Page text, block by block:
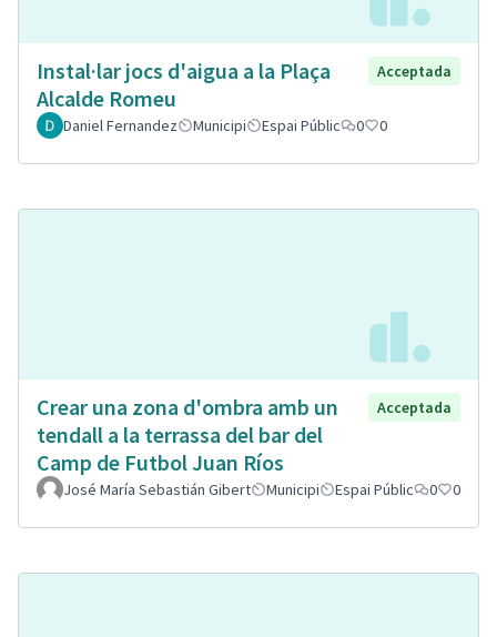
Instal·lar jocs d'aigua a la Plaça
Alcalde Romeu
Acceptada
Daniel Fernandez Municipi Espai Públic 0 0
Crear una zona d'ombra amb un
tendall a la terrassa del bar del
Camp de Futbol Juan Ríos
Acceptada
José María Sebastián Gibert Municipi Espai Públic 0 0